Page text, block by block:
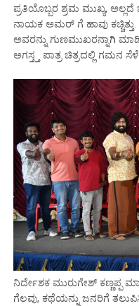
ಪ್ರತಿಯೊಬ್ಬರ ಶ್ರಮ ಮುಖ್ಯ,
ನಾಯಕ ಅಮರ್ ಗೆ ಹಾವು ಕಚ್ಚಿತ್ತು.
ಅವರನ್ನು ಗುಣಮುಖರನ್ನಾಗಿ
ಅಗಸ್ತ್ತ ಪಾತ್ರ ಚಿತ್ರದಲ್ಲಿ ಗಮನ
ನಿರ್ದೇಶಕ ಮುರುಗೇಶ್ ಕಣ್ಣಪ್ಪ
ಗೆಲವು, ಕಥೆಯನ್ನು ಜನರಿಗೆ